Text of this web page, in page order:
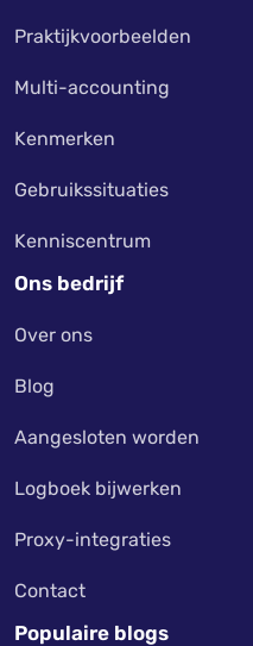
Praktijkvoorbeelden
Multi-accounting
Kenmerken
Gebruikssituaties
Kenniscentrum
Ons bedrijf
Over ons
Blog
Aangesloten worden
Logboek bijwerken
Proxy-integraties
Contact
Populaire blogs